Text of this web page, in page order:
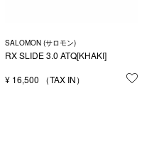
SALOMON (サロモン)
RX SLIDE 3.0 ATQ[KHAKI]
¥ 16,500